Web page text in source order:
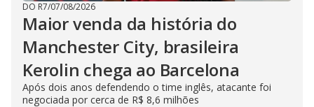
DO R7/07/08/2026
Maior venda da história do
Manchester City, brasileira
Kerolin chega ao Barcelona
Após dois anos defendendo o time inglês, atacante foi
negociada por cerca de R$ 8,6 milhões